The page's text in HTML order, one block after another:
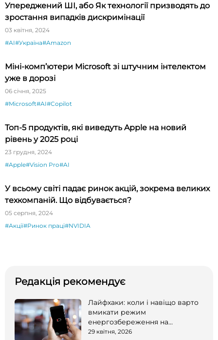
Упереджений ШІ, або Як технології призводять до
зростання випадків дискримінації
03 квітня, 2024
#AI#Україна#Amazon
Міні-комп’ютери Microsoft зі штучним інтелектом
уже в дорозі
06 січня, 2025
#Microsoft#AI#Copilot
Топ-5 продуктів, які виведуть Apple на новий
рівень у 2025 році
23 грудня, 2024
#Apple#Vision Pro#AI
У всьому світі падає ринок акцій, зокрема великих
техкомпаній. Що відбувається?
05 серпня, 2024
#Акції#Ринок праці#NVIDIA
Редакція рекомендує
Лайфхаки: коли і навіщо варто
вмикати режим
енергозбереження на
смартфоні
29 квітня, 2026